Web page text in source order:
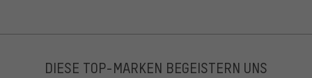
DIESE TOP-MARKEN BEGEISTERN UNS